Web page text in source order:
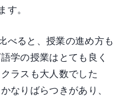
す。
べると、授業の進め方も
学の授業はとても良く
ラスも大人数でした
なりばらつきがあり、